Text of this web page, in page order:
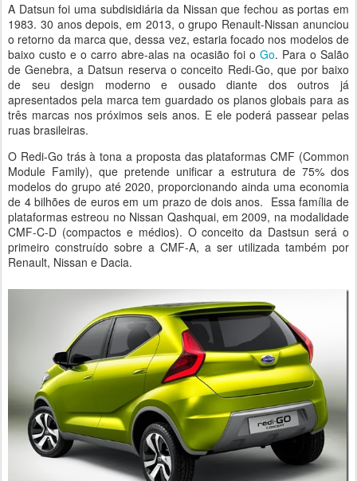
A Datsun foi uma subdisidiária da Nissan que fechou as portas em
1983. 30 anos depois, em 2013, o grupo Renault-Nissan anunciou
o retorno da marca que, dessa vez, estaria focado nos modelos de
baixo custo e o carro abre-alas na ocasião foi o Go. Para o Salão
de Genebra, a Datsun reserva o conceito Redi-Go, que por baixo
de seu design moderno e ousado diante dos outros já
apresentados pela marca tem guardado os planos globais para as
três marcas nos próximos seis anos. E ele poderá passear pelas
ruas brasileiras.
O Redi-Go trás à tona a proposta das plataformas CMF (Common
Module Family), que pretende unificar a estrutura de 75% dos
modelos do grupo até 2020, proporcionando ainda uma economia
de 4 bilhões de euros em um prazo de dois anos. Essa família de
plataformas estreou no Nissan Qashquai, em 2009, na modalidade
CMF-C-D (compactos e médios). O conceito da Dastsun será o
primeiro construído sobre a CMF-A, a ser utilizada também por
Renault, Nissan e Dacia.